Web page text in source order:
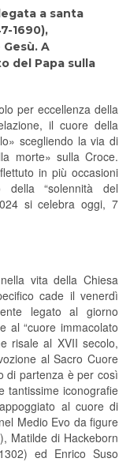
a santa
1690),
A
del Papa sulla
per eccellenza della
il cuore della
scegliendo la via di
morte» sulla Croce.
in più occasioni
“solennità del
si celebra oggi, 7
vita della Chiesa
cade il venerdì
legato al giorno
al “cuore immacolato
risale al XVII secolo,
al Sacro Cuore
di partenza è per così
tantissime iconografie
al cuore di
Medio Evo da figure
Matilde di Hackeborn
ed Enrico Suso